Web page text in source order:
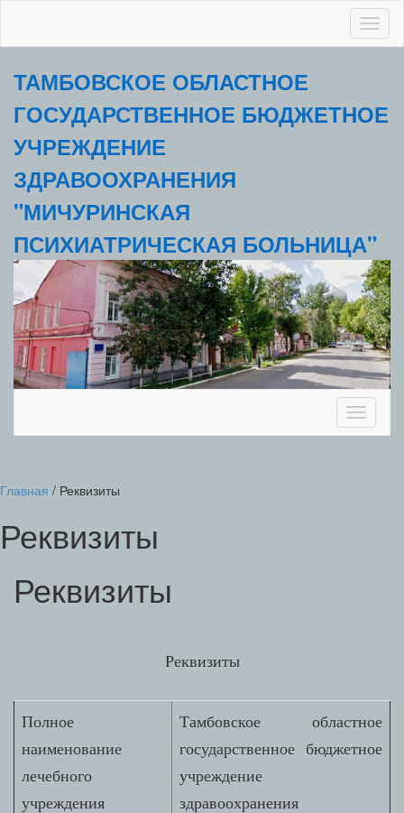
ТАМБОВСКОЕ ОБЛАСТНОЕ
ГОСУДАРСТВЕННОЕ БЮДЖЕТНОЕ
УЧРЕЖДЕНИЕ
ЗДРАВООХРАНЕНИЯ
"МИЧУРИНСКАЯ
ПСИХИАТРИЧЕСКАЯ БОЛЬНИЦА"
Toggle
Главная / Реквизиты
Реквизиты
Реквизиты
Реквизиты
Полное
наименование
лечебного
учреждения
Тамбовское областное
государственное бюджетное
учреждение
здравоохранения